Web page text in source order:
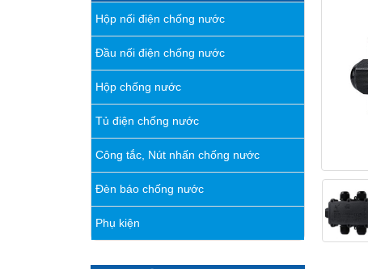
Hộp nối điện chống nước
Đầu nối điện chống nước
Hộp chống nước
Tủ điện chống nước
Công tắc, Nút nhấn chống nước
Đèn báo chống nước
Phụ kiện